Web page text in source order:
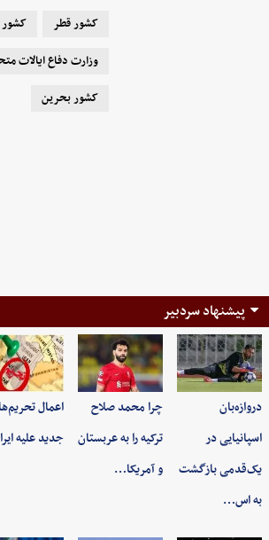
کشور قطر
کشور
وزارت دفاع ایالات
کشور بحرین
پیشنهاد سردبیر
دروازه‌بان
اسپانیایی در
یک‌قدمی بازگشت
به اس…
چرا محمد صلاح
ترکیه را به عربستان
و آمریکا…
اعمال
جدید علیه